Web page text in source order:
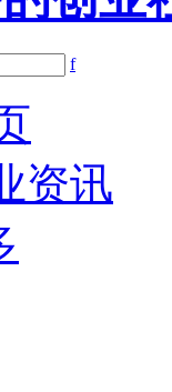
f
资讯